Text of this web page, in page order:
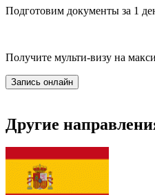
Подготовим документы за 1
Получите мульти-визу на
Запись онлайн
Другие